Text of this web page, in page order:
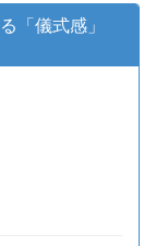
「儀式感」